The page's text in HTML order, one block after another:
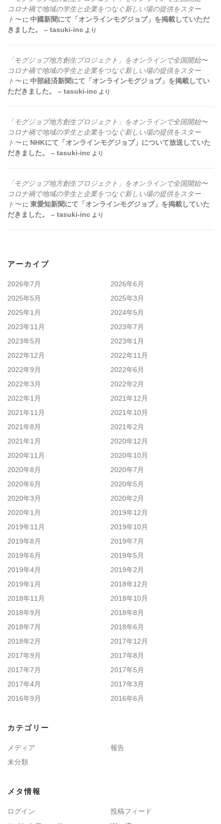
コロナ禍で地域の学生と企業をつなぐ新しい場の提供をスター
ト〜に 中國新聞にて「オンラインモグジョブ」を掲載していただ
きました。 – tasuki-inc より
「モグジョブ地方創生プロジェクト」をオンラインで全国開始〜
コロナ禍で地域の学生と企業をつなぐ新しい場の提供をスター
ト〜に 中部経済新聞にて「オンラインモグジョブ」を掲載してい
ただきました。 – tasuki-inc より
「モグジョブ地方創生プロジェクト」をオンラインで全国開始〜
コロナ禍で地域の学生と企業をつなぐ新しい場の提供をスター
ト〜に NHKにて「オンラインモグジョブ」について放送していた
だきました。 – tasuki-inc より
「モグジョブ地方創生プロジェクト」をオンラインで全国開始〜
コロナ禍で地域の学生と企業をつなぐ新しい場の提供をスター
ト〜に 東愛知新聞にて「オンラインモグジョブ」を掲載していた
だきました。 – tasuki-inc より
アーカイブ
2026年7月
2026年6月
2025年5月
2025年3月
2025年1月
2024年5月
2023年11月
2023年7月
2023年5月
2023年1月
2022年12月
2022年11月
2022年9月
2022年6月
2022年3月
2022年2月
2022年1月
2021年12月
2021年11月
2021年10月
2021年8月
2021年2月
2021年1月
2020年12月
2020年11月
2020年10月
2020年8月
2020年7月
2020年6月
2020年5月
2020年3月
2020年2月
2020年1月
2019年12月
2019年11月
2019年10月
2019年8月
2019年7月
2019年6月
2019年5月
2019年4月
2019年2月
2019年1月
2018年12月
2018年11月
2018年10月
2018年9月
2018年8月
2018年7月
2018年6月
2018年2月
2017年12月
2017年9月
2017年8月
2017年7月
2017年5月
2017年4月
2017年3月
2016年9月
2016年6月
カテゴリー
メディア
報告
未分類
メタ情報
ログイン
投稿フィード